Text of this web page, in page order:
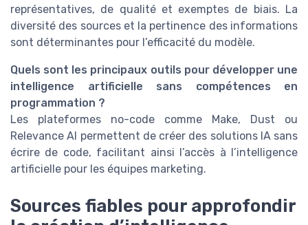
représentatives, de qualité et exemptes de biais. La
diversité des sources et la pertinence des informations
sont déterminantes pour l’efficacité du modèle.
Quels sont les principaux outils pour développer une
intelligence artificielle sans compétences en
programmation ?
Les plateformes no-code comme Make, Dust ou
Relevance AI permettent de créer des solutions IA sans
écrire de code, facilitant ainsi l’accès à l’intelligence
artificielle pour les équipes marketing.
Sources fiables pour approfondir